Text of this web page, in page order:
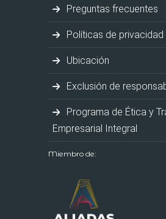
Preguntas frecuentes
Políticas de privacidad
Ubicación
Exclusión de
Programa de Ética y
Empresarial Integral
Miembro de: